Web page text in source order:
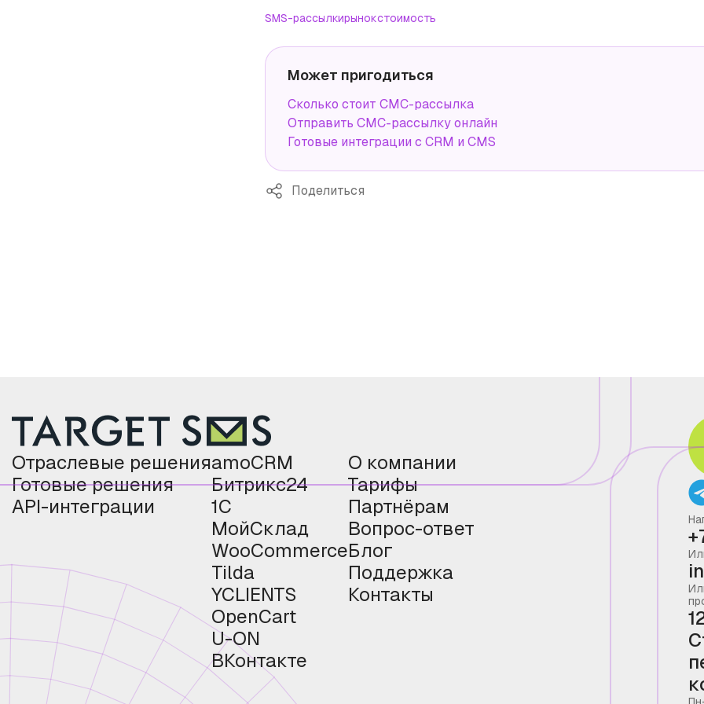
SMS-рассылкирынокстоимость
Может пригодиться
Сколько стоит СМС-рассылка
Отправить СМС-рассылку онлайн
Готовые интеграции с CRM и CMS
Поделиться
Отраслевые решения
Готовые решения
API-интеграции
amoCRM
Битрикс24
1С
МойСклад
WooCommerce
Tilda
YCLIENTS
OpenCart
U-ON
ВКонтакте
О компании
Тарифы
Партнёрам
Вопрос-ответ
Блог
Поддержка
Контакты